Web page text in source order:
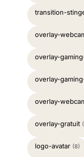
transition-
overlay-
overlay-
overlay-
overlay-
overlay-gratuit
logo-avatar (8)